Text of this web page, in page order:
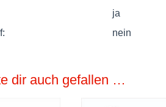
ja
nein
dir auch gefallen …